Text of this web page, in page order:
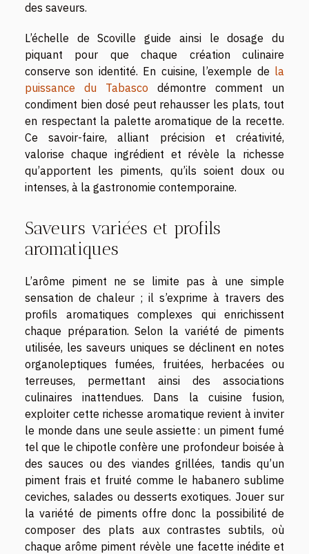
des saveurs.
L’échelle de Scoville guide ainsi le dosage du
piquant pour que chaque création culinaire
conserve son identité. En cuisine, l’exemple de la
puissance du Tabasco démontre comment un
condiment bien dosé peut rehausser les plats, tout
en respectant la palette aromatique de la recette.
Ce savoir-faire, alliant précision et créativité,
valorise chaque ingrédient et révèle la richesse
qu’apportent les piments, qu’ils soient doux ou
intenses, à la gastronomie contemporaine.
Saveurs variées et profils
aromatiques
L’arôme piment ne se limite pas à une simple
sensation de chaleur ; il s’exprime à travers des
profils aromatiques complexes qui enrichissent
chaque préparation. Selon la variété de piments
utilisée, les saveurs uniques se déclinent en notes
organoleptiques fumées, fruitées, herbacées ou
terreuses, permettant ainsi des associations
culinaires inattendues. Dans la cuisine fusion,
exploiter cette richesse aromatique revient à inviter
le monde dans une seule assiette : un piment fumé
tel que le chipotle confère une profondeur boisée à
des sauces ou des viandes grillées, tandis qu’un
piment frais et fruité comme le habanero sublime
ceviches, salades ou desserts exotiques. Jouer sur
la variété de piments offre donc la possibilité de
composer des plats aux contrastes subtils, où
chaque arôme piment révèle une facette inédite et